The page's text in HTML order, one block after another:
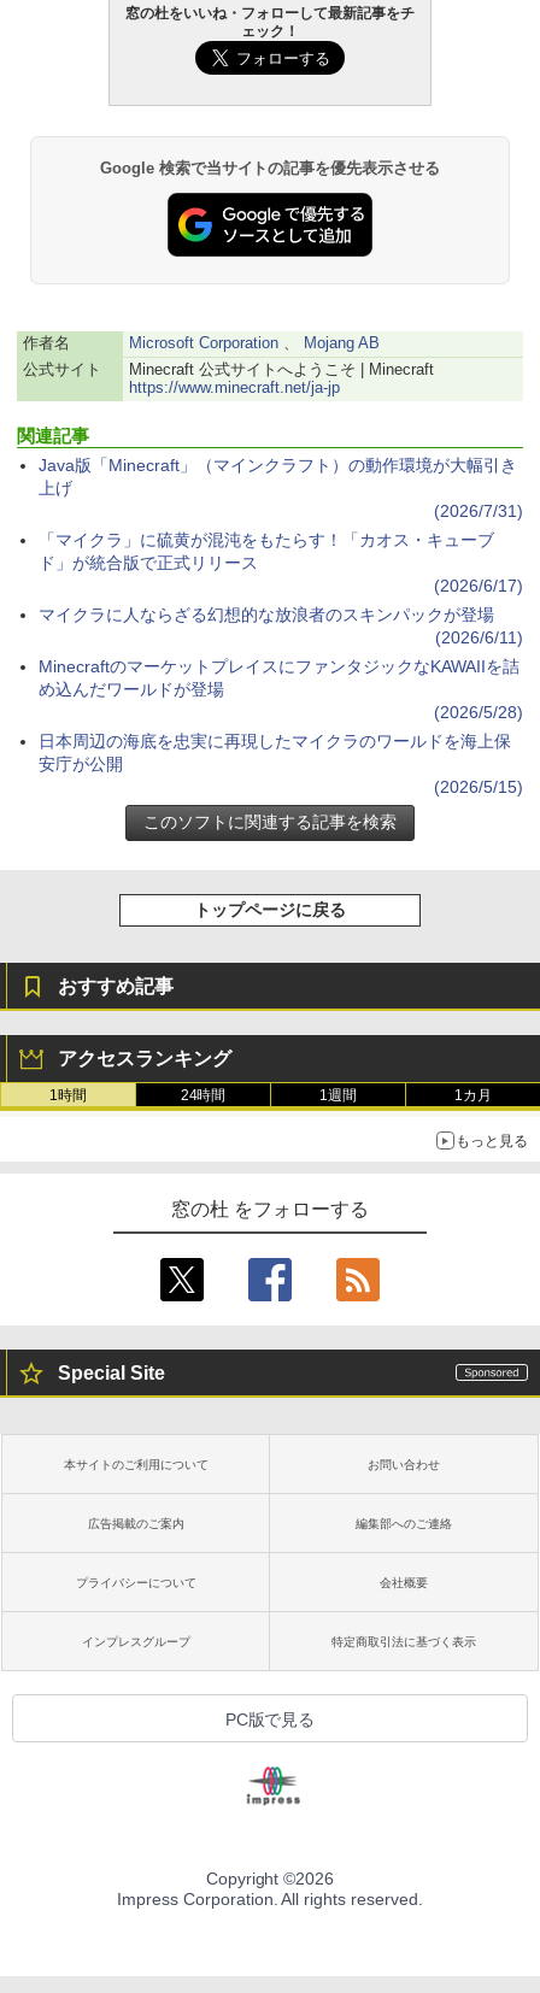
窓の杜をいいね・フォローして最新記事をチ
ェック！
Google 検索で当サイトの記事を優先表示させる
作者名 Microsoft Corporation、
Mojang AB
公式サイト
Minecraft 公式サイトへようこそ | Minecraft
https://www.minecraft.net/ja-jp
関連記事
Java版「Minecraft」（マインクラフト）の動作環境が大幅引き
上げ
(2026/7/31)
「マイクラ」に硫黄が混沌をもたらす！「カオス・キューブ
ド」が統合版で正式リリース
(2026/6/17)
マイクラに人ならざる幻想的な放浪者のスキンパックが登場
(2026/6/11)
MinecraftのマーケットプレイスにファンタジックなKAWAIIを詰
め込んだワールドが登場
(2026/5/28)
日本周辺の海底を忠実に再現したマイクラのワールドを海上保
安庁が公開
(2026/5/15)
トップページに戻る
おすすめ記事
アクセスランキング
1時間 24時間 1週間 1カ月
もっと見る
窓の杜 をフォローする
Special Site
本サイトのご利用について お問い合わせ
広告掲載のご案内 編集部へのご連絡
プライバシーについて 会社概要
インプレスグループ 特定商取引法に基づく表示
PC版で見る
Copyright ©2026
Impress Corporation. All rights reserved.